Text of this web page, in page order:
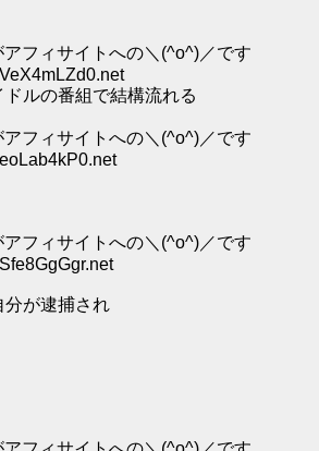
フィサイトへの＼(^o^)／です
ルの番組で結構流れる
フィサイトへの＼(^o^)／です
フィサイトへの＼(^o^)／です
分が逮捕され